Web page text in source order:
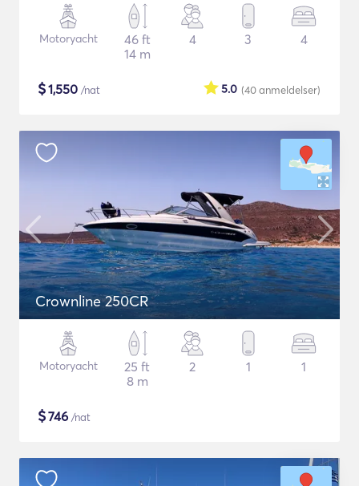
Motoryacht
46 ft
14 m
4 3 4
$1,550 /nat (40anmeldelser)
5.0
Crownline 250CR
Motoryacht
25 ft
8 m
2 1 1
$746 /nat